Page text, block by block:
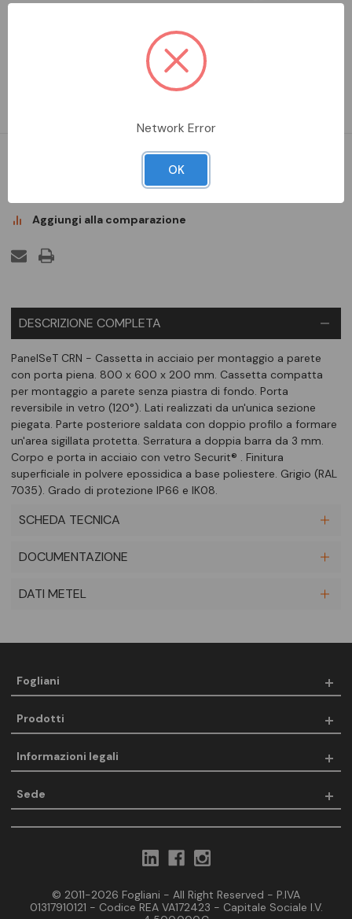
reversibile in vetro (120°). Lati realizzati da un'unica sezione
piegata. Parte posteriore saldata con doppio profilo a formare
Aggiungi alla comparazione
DESCRIZIONE COMPLETA
PanelSeT CRN - Cassetta in acciaio per montaggio a parete
con porta piena. 800 x 600 x 200 mm. Cassetta compatta
per montaggio a parete senza piastra di fondo. Porta
reversibile in vetro (120°). Lati realizzati da un'unica sezione
piegata. Parte posteriore saldata con doppio profilo a formare
un'area sigillata protetta. Serratura a doppia barra da 3 mm.
Corpo e porta in acciaio con vetro Securit® . Finitura
superficiale in polvere epossidica a base poliestere. Grigio (RAL
7035). Grado di protezione IP66 e IK08.
SCHEDA TECNICA
DOCUMENTAZIONE
DATI METEL
Fogliani
Prodotti
Informazioni legali
Sede
© 2011-2026 Fogliani - All Right Reserved - P.IVA
01317910121 - Codice REA VA172423 - Capitale Sociale I.V.
Network Error
OK